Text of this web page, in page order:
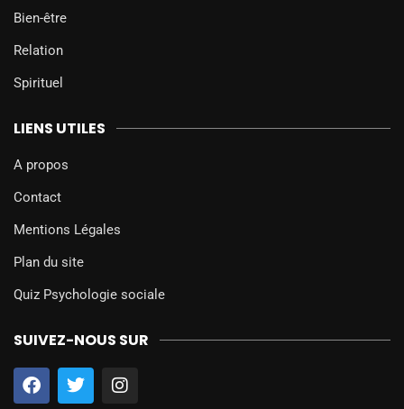
Bien-être
Relation
Spirituel
LIENS UTILES
A propos
Contact
Mentions Légales
Plan du site
Quiz Psychologie sociale
SUIVEZ-NOUS SUR